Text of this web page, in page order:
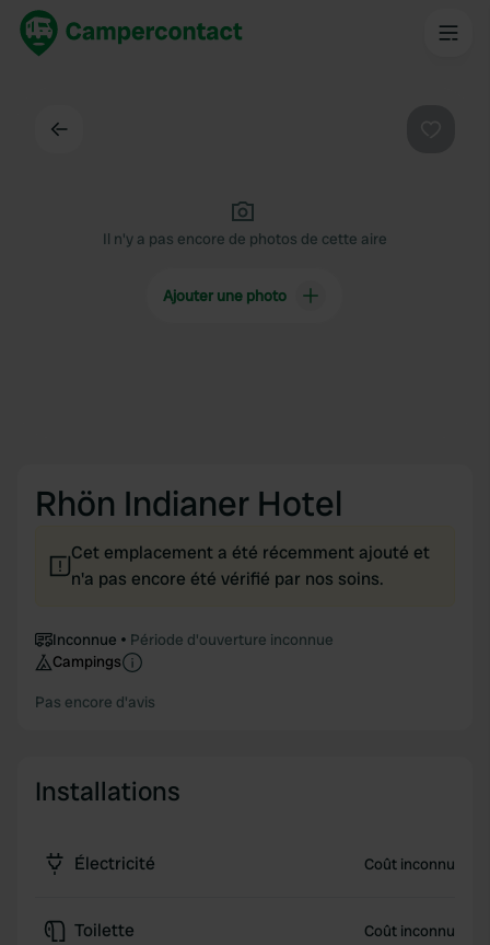
Il n'y a pas encore de photos de cette aire
Ajouter une photo
Rhön Indianer Hotel
Cet emplacement a été récemment ajouté et
n'a pas encore été vérifié par nos soins.
Inconnue
Période d'ouverture inconnue
Campings
Pas encore d'avis
Installations
Électricité Coût inconnu
Toilette Coût inconnu